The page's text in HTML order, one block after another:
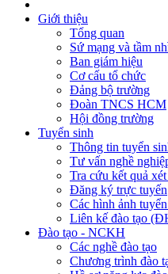
Giới thiệu
Tổng quan
Sứ mạng và tầm
Ban giám hiệu
Cơ cấu tổ chức
Đảng bộ trường
Đoàn TNCS HCM
Hội đồng trường
Tuyển sinh
Thông tin tuyển
Tư vấn nghề
Tra cứu kết quả
Đăng ký trực tuyến
Các hình ảnh
Liên kế đào tạo
Đào tạo - NCKH
Các nghề đào tạo
Chương trình đào